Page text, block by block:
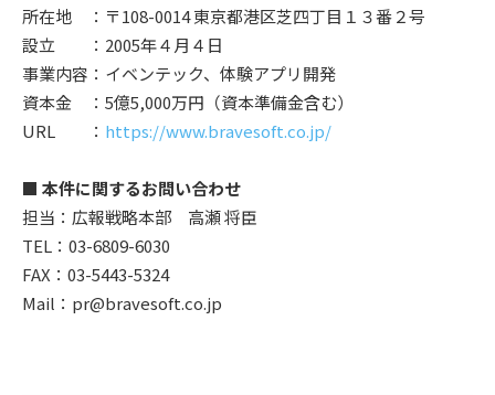
所在地 ：〒108-0014 東京都港区芝四丁目１３番２号
設立 ：2005年４月４日
事業内容：イベンテック、体験アプリ開発
資本金 ：5億5,000万円（資本準備金含む）
URL ： https://www.bravesoft.co.jp/
■ 本件に関するお問い合わせ
担当：広報戦略本部 高瀬 将臣
TEL：03-6809-6030
FAX：03-5443-5324
Mail：pr@bravesoft.co.jp